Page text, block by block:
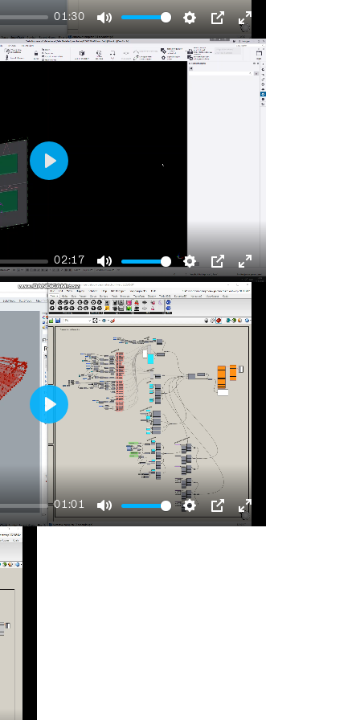
01:30
Mute
Enter
fullscreen
02:17
Mute Settings
PIP
Enter
fullscreen
Play
01:01
Enter
Play